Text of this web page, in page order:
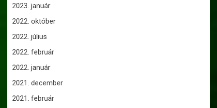
2023. január
2022. október
2022. július
2022. február
2022. január
2021. december
2021. február